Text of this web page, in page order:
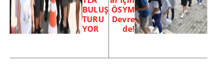
BULUŞ
TURU
YOR
ÖSYM
Devre
de!